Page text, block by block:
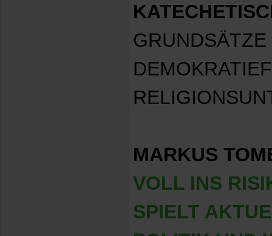
GRUNDSÄTZE
MARKUS
VOLL INS
SPIELT